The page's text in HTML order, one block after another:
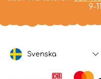
9-
Svenska